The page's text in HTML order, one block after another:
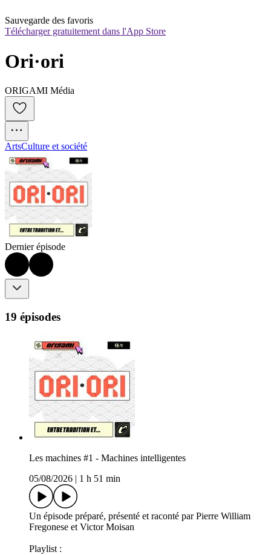
Sauvegarde des favoris
Télécharger gratuitement dans l'App Store
Ori·ori
ORIGAMI Média
ArtsCulture et société
Dernier épisode
19 épisodes
Les machines #1 - Machines intelligentes
05/08/2026
1 h 51 min
Un épisode préparé, présenté et raconté par Pierre William
Fregonese et Victor Moisan
Playlist :